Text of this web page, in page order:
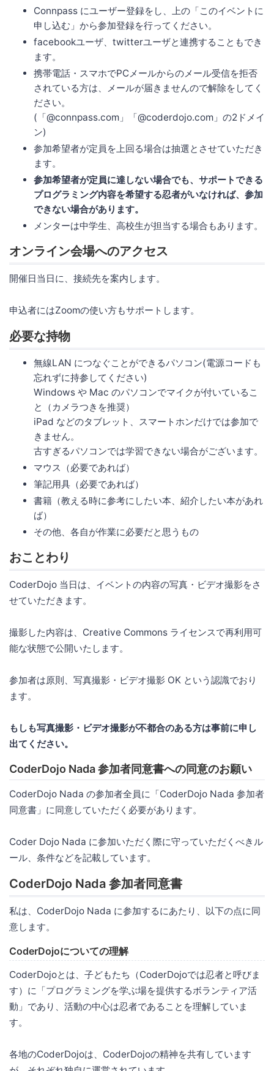
Connpass にユーザー登録をし、上の「このイベントに
申し込む」から参加登録を行ってください。
facebookユーザ、twitterユーザと連携することもでき
ます。
携帯電話・スマホでPCメールからのメール受信を拒否
されている方は、メールが届きませんので解除をしてく
ださい。
(「@connpass.com」「@coderdojo.com」の2ドメイ
ン)
参加希望者が定員を上回る場合は抽選とさせていただき
ます。
参加希望者が定員に達しない場合でも、サポートできる
プログラミング内容を希望する忍者がいなければ、参加
できない場合があります。
メンターは中学生、高校生が担当する場合もあります。
オンライン会場へのアクセス
開催日当日に、接続先を案内します。
申込者にはZoomの使い方もサポートします。
必要な持物
無線LAN につなぐことができるパソコン(電源コードも
忘れずに持参してください)
Windows や Mac のパソコンでマイクが付いているこ
と（カメラつきを推奨）
iPad などのタブレット、スマートホンだけでは参加で
きません。
古すぎるパソコンでは学習できない場合がございます。
マウス（必要であれば）
筆記用具（必要であれば）
書籍（教える時に参考にしたい本、紹介したい本があれ
ば）
その他、各自が作業に必要だと思うもの
おことわり
CoderDojo 当日は、イベントの内容の写真・ビデオ撮影をさ
せていただきます。
撮影した内容は、Creative Commons ライセンスで再利用可
能な状態で公開いたします。
参加者は原則、写真撮影・ビデオ撮影 OK という認識でおり
ます。
もしも写真撮影・ビデオ撮影が不都合のある方は事前に申し
出てください。
CoderDojo Nada 参加者同意書への同意のお願い
CoderDojo Nada の参加者全員に「CoderDojo Nada 参加者
同意書」に同意していただく必要があります。
Coder Dojo Nada に参加いただく際に守っていただくべきル
ール、条件などを記載しています。
CoderDojo Nada 参加者同意書
私は、CoderDojo Nada に参加するにあたり、以下の点に同
意します。
CoderDojoについての理解
CoderDojoとは、子どもたち（CoderDojoでは忍者と呼びま
す）に「プログラミングを学ぶ場を提供するボランティア活
動」であり、活動の中心は忍者であることを理解していま
す。
各地のCoderDojoは、CoderDojoの精神を共有しています